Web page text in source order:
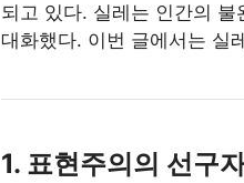
되고 있다. 실레는 인간의
대화했다. 이번 글에서는 실
1. 표현주의의 선구